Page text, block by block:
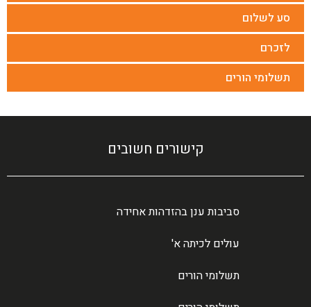
סע לשלום
לזכרם
תשלומי הורים
קישורים חשובים
סביבות ענן בהזדהות אחידה
עולים לכיתה א'
תשלומי הורים